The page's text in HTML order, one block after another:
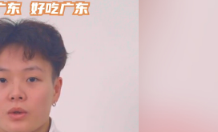
星馳：因時間調整 未能製作粵
者曾投訴樓上狗隻噪音 6月已批